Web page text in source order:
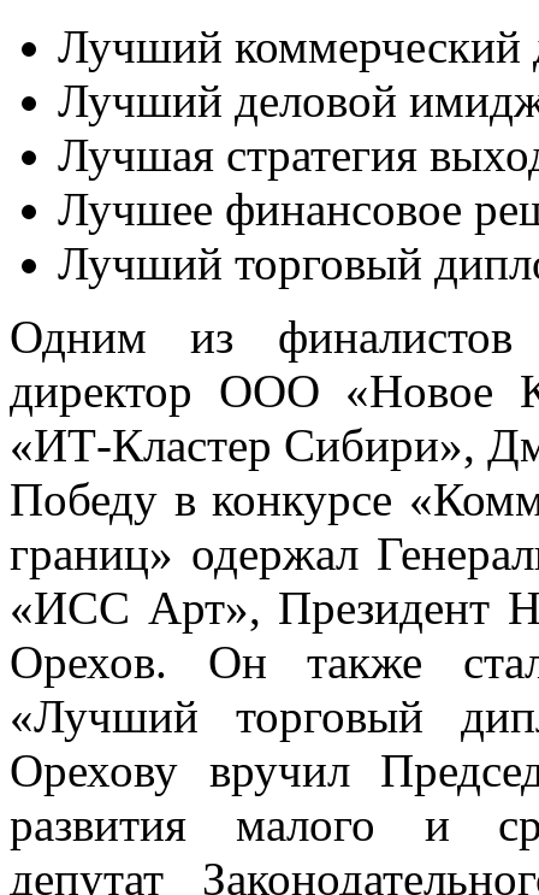
Лучший коммерческий
Лучший деловой
Лучшая стратегия
Лучшее финансовое
Лучший торговый
Одним из финалистов
директор ООО «Новое
«ИТ-Кластер Сибири»,
Победу в конкурсе
границ» одержал
«ИСС Арт», Президент
Орехов. Он также
«Лучший торговый
Орехову вручил
развития малого и
депутат